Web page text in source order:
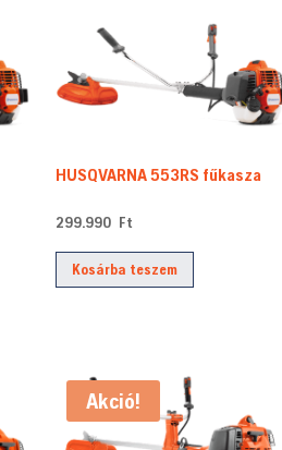
HUSQVARNA 553RS fűkasza
299.990 Ft
Kosárba teszem
Akció!